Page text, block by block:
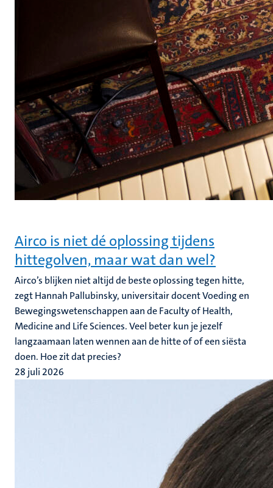
Airco is niet dé oplossing tijdens
hittegolven, maar wat dan wel?
Airco’s blijken niet altijd de beste oplossing tegen hitte,
zegt Hannah Pallubinsky, universitair docent Voeding en
Bewegingswetenschappen aan de Faculty of Health,
Medicine and Life Sciences. Veel beter kun je jezelf
langzaamaan laten wennen aan de hitte of of een siësta
doen. Hoe zit dat precies?
28 juli 2026